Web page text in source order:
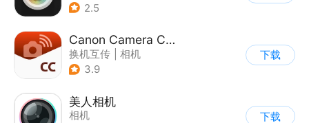
2.5
Canon Camera Connect
换机互传
相机
3.9
下载
美人相机
相机
下载